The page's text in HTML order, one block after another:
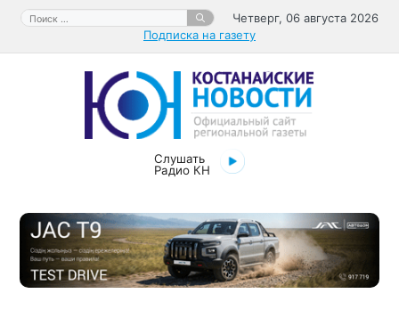
Перейти
содержимому
Поиск:
Четверг, 06 августа 2026
Подписка на газету
Слушать
Радио КН